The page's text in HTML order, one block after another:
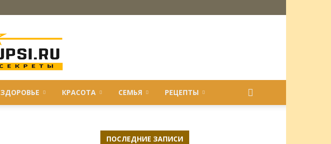
ЗДОРОВЬЕ КРАСОТА СЕМЬЯ РЕЦЕПТЫ
ПОСЛЕДНИЕ ЗАПИСИ